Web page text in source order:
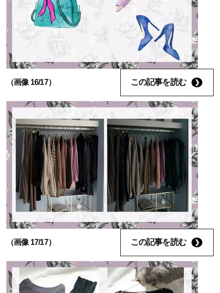
（画像 16/17） この記事を読む
（画像 17/17） この記事を読む